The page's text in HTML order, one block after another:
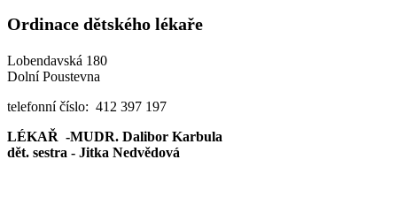
Ordinace dětského lékaře
Lobendavská 180
Dolní Poustevna
telefonní číslo: 412 397 197
LÉKAŘ -MUDR. Dalibor Karbula
dět. sestra - Jitka Nedvědová